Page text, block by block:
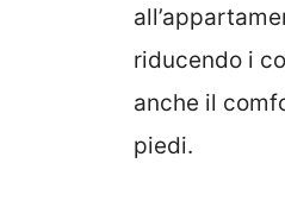
riducendo i
anche il
piedi.